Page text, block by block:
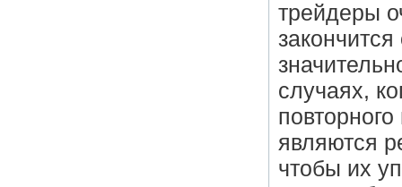
трейдеры
случаях,
являются
чтобы их